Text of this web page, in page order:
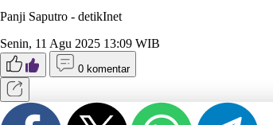
Panji Saputro - detikInet
Senin, 11 Agu 2025 13:09 WIB
0 komentar